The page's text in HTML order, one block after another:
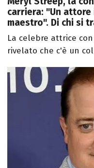
carriera: "Un
maestro". Di chi si
La celebre attrice
rivelato che c'è un